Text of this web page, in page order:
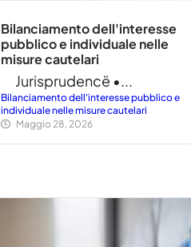
Bilanciamento dell'interesse
pubblico e individuale nelle
misure cautelari
Jurisprudencë •...
Bilanciamento dell'interesse pubblico e
individuale nelle misure cautelari
Maggio 28, 2026